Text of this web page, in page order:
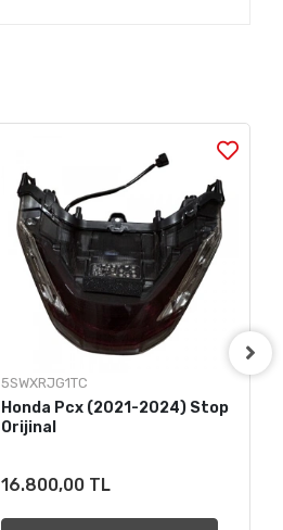
5SWXRJG1TC
Honda Pcx (2021-2024) Stop
Orijinal
16.800,00 TL